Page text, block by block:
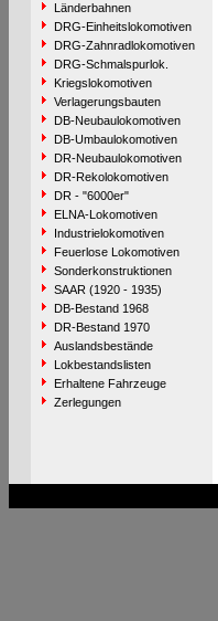
Länderbahnen
DRG-Einheitslokomotiven
DRG-Zahnradlokomotiven
DRG-Schmalspurlok.
Kriegslokomotiven
Verlagerungsbauten
DB-Neubaulokomotiven
DB-Umbaulokomotiven
DR-Neubaulokomotiven
DR-Rekolokomotiven
DR - "6000er"
ELNA-Lokomotiven
Industrielokomotiven
Feuerlose Lokomotiven
Sonderkonstruktionen
SAAR (1920 - 1935)
DB-Bestand 1968
DR-Bestand 1970
Auslandsbestände
Lokbestandslisten
Erhaltene Fahrzeuge
Zerlegungen